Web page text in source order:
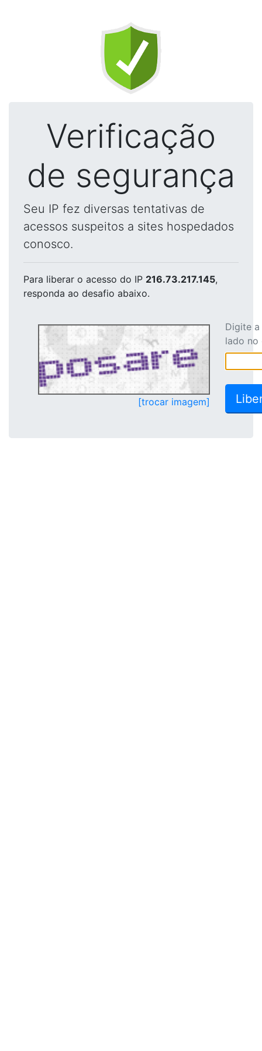
Verificação
de segurança
Seu IP fez diversas tentativas de
acessos suspeitos a sites hospedados
conosco.
Para liberar o acesso do IP 216.73.217.145,
responda ao desafio abaixo.
[trocar imagem]
Digite
lado no